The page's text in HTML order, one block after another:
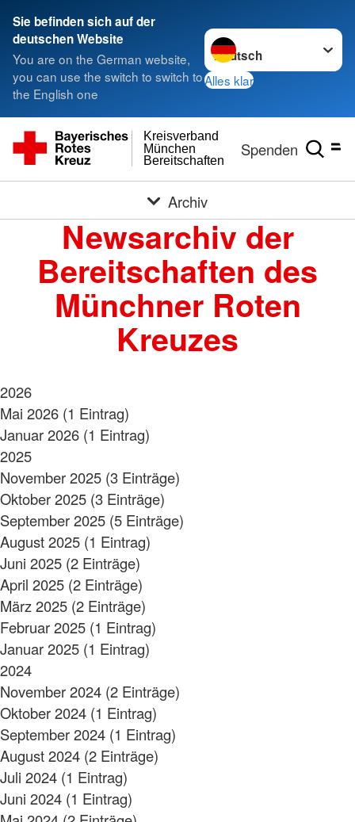
Sie befinden sich auf der
deutschen Website
You are on the German website,
you can use the switch to switch to
the English one
Sprache wechseln zu
Alles klar
Bereitschaften
München
Kreisverband
Spenden
Archiv
Newsarchiv der
Bereitschaften des
Münchner Roten
Kreuzes
2026
Mai 2026 (1 Eintrag)
Januar 2026 (1 Eintrag)
2025
November 2025 (3 Einträge)
Oktober 2025 (3 Einträge)
September 2025 (5 Einträge)
August 2025 (1 Eintrag)
Juni 2025 (2 Einträge)
April 2025 (2 Einträge)
März 2025 (2 Einträge)
Februar 2025 (1 Eintrag)
Januar 2025 (1 Eintrag)
2024
November 2024 (2 Einträge)
Oktober 2024 (1 Eintrag)
September 2024 (1 Eintrag)
August 2024 (2 Einträge)
Juli 2024 (1 Eintrag)
Juni 2024 (1 Eintrag)